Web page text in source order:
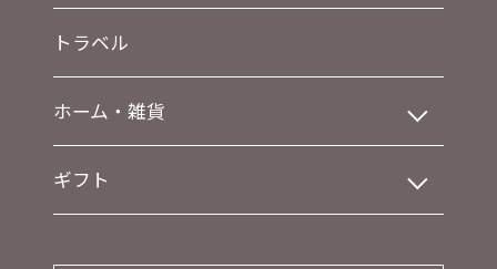
トラベル
ホーム・雑貨
ギフト